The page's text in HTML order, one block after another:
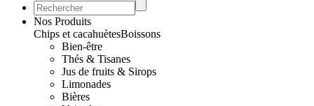
Nos Produits
Chips et cacahuètesBoissons
Bien-être
Thés & Tisanes
Jus de fruits & Sirops
Limonades
Bières